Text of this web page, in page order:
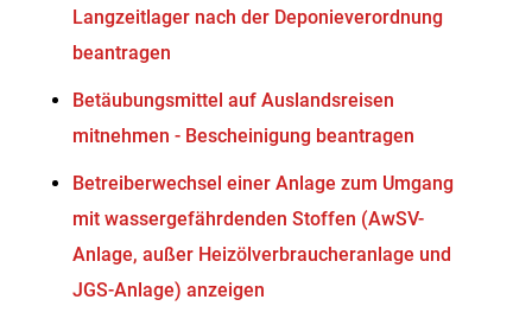
Langzeitlager nach der Deponieverordnung
beantragen
Betäubungsmittel auf Auslandsreisen
mitnehmen - Bescheinigung beantragen
Betreiberwechsel einer Anlage zum Umgang
mit wassergefährdenden Stoffen (AwSV-
Anlage, außer Heizölverbraucheranlage und
JGS-Anlage) anzeigen